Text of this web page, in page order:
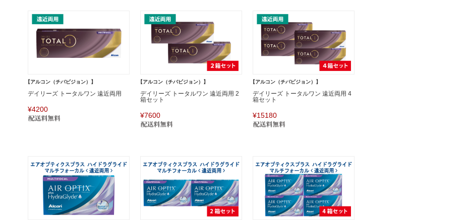
【アルコン（チバビジョン）】
デイリーズ トータルワン 遠近両用
¥4200
【アルコン（チバビジョン）】
デイリーズ トータルワン 遠近両用 2
箱セット
¥7600
【アルコン（チバビジョン）】
デイリーズ トータルワン 遠近両用 4
箱セット
¥15180